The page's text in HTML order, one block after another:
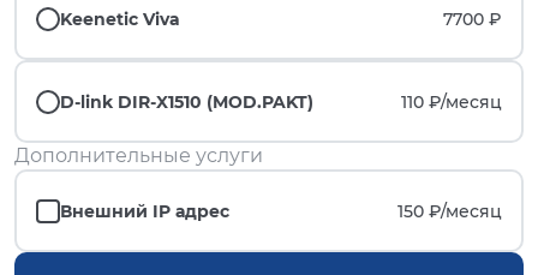
Keenetic Viva 7700 ₽
D-link DIR-X1510 (MOD.PAKT) 110 ₽/месяц
Дополнительные услуги
Внешний IP адрес 150 ₽/месяц